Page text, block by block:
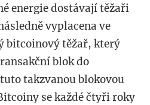
energie dostávají těžaři
vyplacena ve
bitcoinový těžař, který
blok do
takzvanou blokovou
se každé čtyři roky